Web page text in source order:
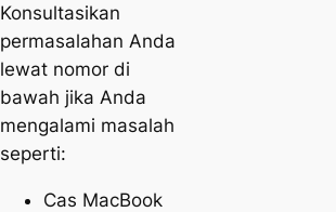
Konsultasikan
permasalahan Anda
lewat nomor di
bawah jika Anda
mengalami masalah
seperti:
Cas MacBook